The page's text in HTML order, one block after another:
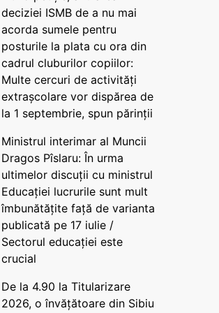
deciziei ISMB de a nu mai
acorda sumele pentru
posturile la plata cu ora din
cadrul cluburilor copiilor:
Multe cercuri de activități
extrașcolare vor dispărea de
la 1 septembrie, spun părinții
Ministrul interimar al Muncii
Dragos Pîslaru: În urma
ultimelor discuții cu ministrul
Educației lucrurile sunt mult
îmbunătățite față de varianta
publicată pe 17 iulie /
Sectorul educației este
crucial
De la 4.90 la Titularizare
2026, o învățătoare din Sibiu